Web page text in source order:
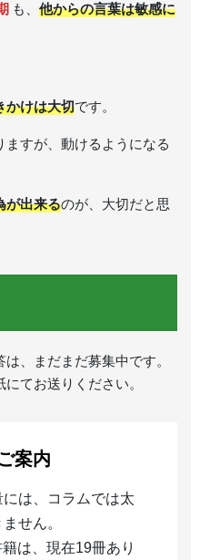
も、 他からの言葉は敏感に
かけは大切です。
すが、動けるようになる
が出来るのが、大切だと思
、まだまだ募集中です。
てお送りください。
案内
は、コラムでは太
せん。
は、現在19冊あり